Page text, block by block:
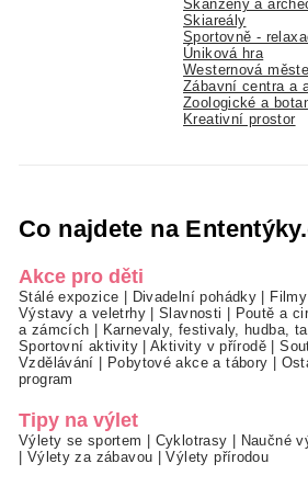
Skanzeny a
Skiareály
Sportovně -
Úniková hra
Westernová
Zábavní centra a
Zoologické a
Kreativní prostor
Co najdete na
Akce pro děti
Stálé expozice Divadelní pohádky
Výstavy a veletrhy|Slavnosti Poutě a
a zámcích
Karnevaly, festivaly, hudba,
Sportovní aktivity|Aktivity v přírodě |
Vzdělávání
Pobytové akce a tábory
program
Tipy na výlet
Výlety se sportem Cyklotrasy Naučné
Výlety za zábavou |Výlety přírodou